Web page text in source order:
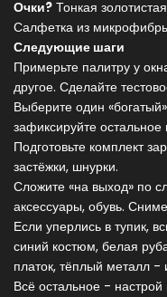
Очки? Тонкая
Салфетка из
Следующие шаги
Примерьте палитру у
другое. Сделайте
Выберите один
зафиксируйте остальное
Подготовьте комплект
застёжки, шнурки.
Сложите «на выход» по
аксессуары, обувь.
Если уперлись в тупик,
синий костюм, белая
платок, тёплый металл -
Всё остальное - настрой